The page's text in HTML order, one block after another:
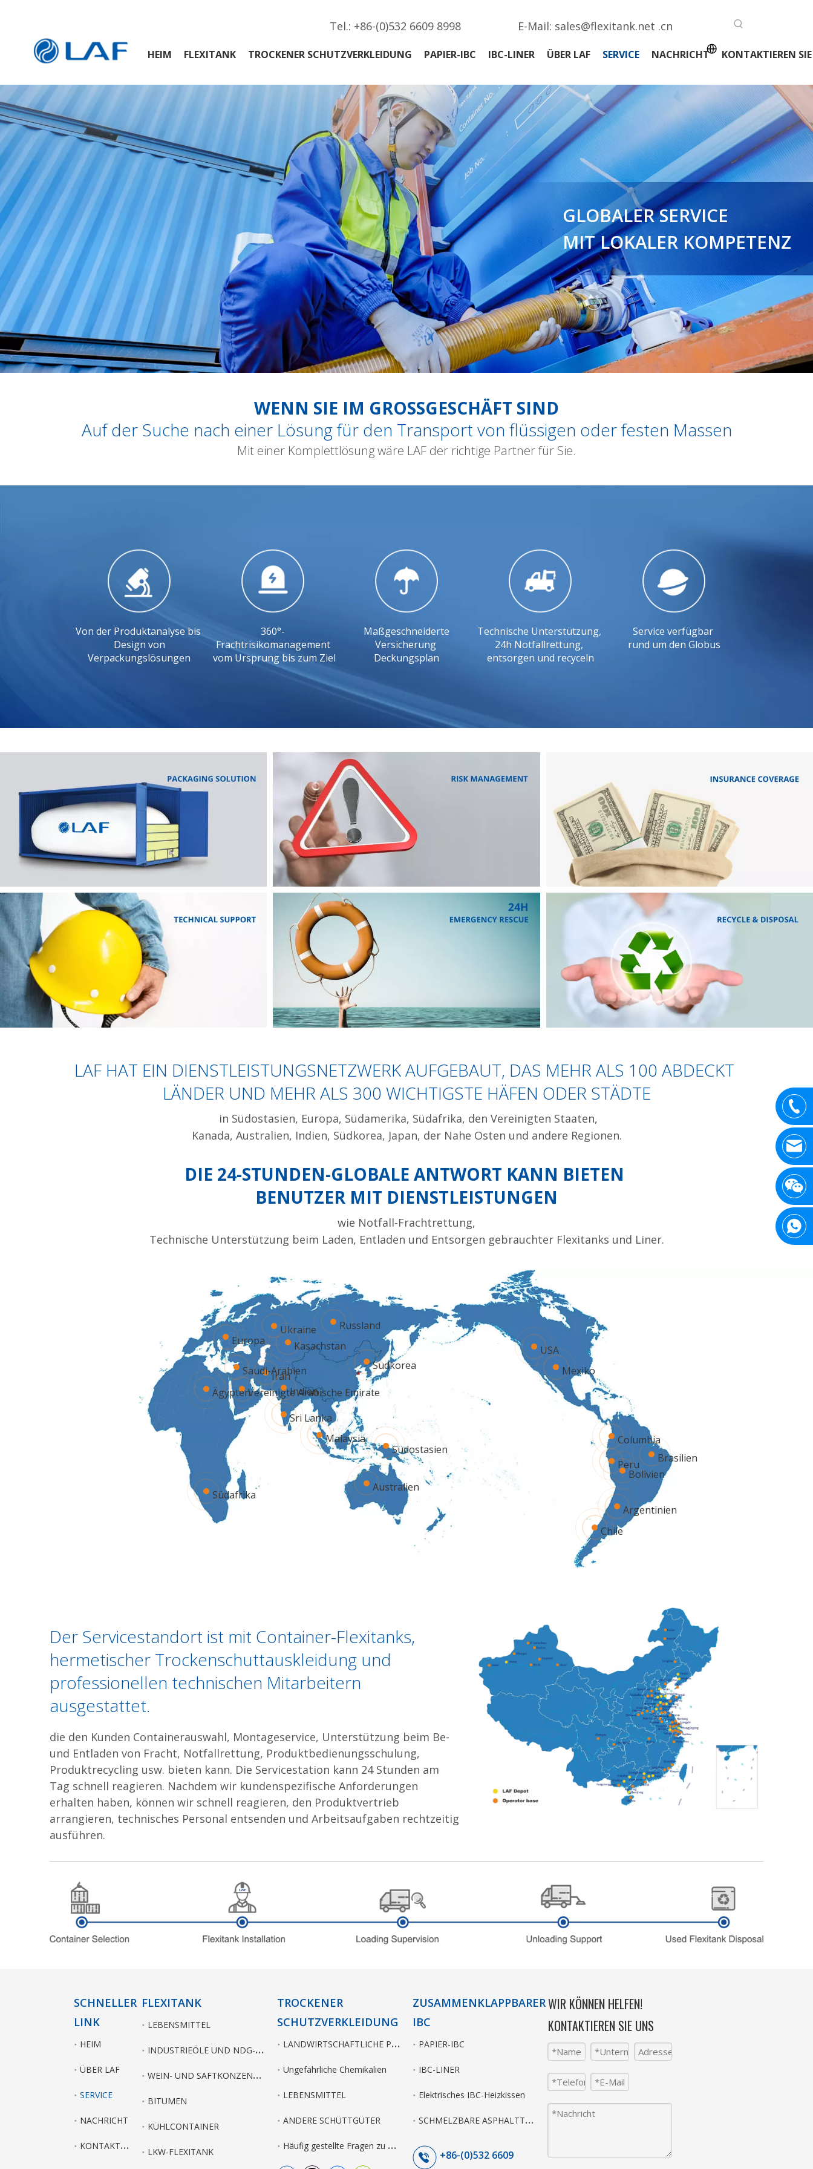
Tel.: +86-(0)532 6609 8998 E-Mail: sales@flexitank.net .cn
HEIM FLEXITANK TROCKENER SCHUTZVERKLEIDUNG PAPIER-IBC IBC-LINER ÜBER LAF SERVICE NACHRICHT KONTAKTIEREN
GLOBALER SERVICE
MIT LOKALER KOMPETENZ
WENN SIE IM GROSSGESCHÄFT SIND
Auf der Suche nach einer Lösung für den Transport von flüssigen oder festen Massen
Mit einer Komplettlösung wäre LAF der richtige Partner für Sie.
Von der Produktanalyse bis
Design von
Verpackungslösungen
360°-
Frachtrisikomanagement
vom Ursprung bis zum Ziel
Maßgeschneiderte
Versicherung
Deckungsplan
Technische Unterstützung,
24h Notfallrettung,
entsorgen und recyceln
Service verfügbar
rund um den Globus
LAF HAT EIN DIENSTLEISTUNGSNETZWERK AUFGEBAUT, DAS MEHR ALS 100 ABDECKT
LÄNDER UND MEHR ALS 300 WICHTIGSTE HÄFEN ODER STÄDTE
in Südostasien, Europa, Südamerika, Südafrika, den Vereinigten Staaten,
Kanada, Australien, Indien, Südkorea, Japan, der Nahe Osten und andere Regionen.
DIE 24-STUNDEN-GLOBALE ANTWORT KANN BIETEN
BENUTZER MIT DIENSTLEISTUNGEN
wie Notfall-Frachtrettung,
Technische Unterstützung beim Laden, Entladen und Entsorgen gebrauchter Flexitanks und Liner.
Russland
Europa
Ukraine
Kasachstan
Iran
Indien
Sri Lanka
Saudi-Arabien
Vereinigte Arabische Emirate
Ägypten
Südafrika
Südkorea
Malaysia
Südostasien
Australien
USA
Mexiko
Columbia
Peru
Brasilien
Argentinien
Chile
Bolivien
Der Servicestandort ist mit Container-Flexitanks,
hermetischer Trockenschuttauskleidung und
professionellen technischen Mitarbeitern
ausgestattet.
die den Kunden Containerauswahl, Montageservice, Unterstützung beim Be-
und Entladen von Fracht, Notfallrettung, Produktbedienungsschulung,
Produktrecycling usw. bieten kann. Die Servicestation kann 24 Stunden am
Tag schnell reagieren. Nachdem wir kundenspezifische Anforderungen
erhalten haben, können wir schnell reagieren, den Produktvertrieb
arrangieren, technisches Personal entsenden und Arbeitsaufgaben rechtzeitig
ausführen.
SCHNELLER
LINK
HEIM
ÜBER LAF
SERVICE
NACHRICHT
K
ONTAKTIEREN SIE UNS
FLEXITANK
LEBENSMITTEL
I
NDUSTRIEÖLE UND NDG-CHEMIKALIEN
W
EIN- UND SAFTKONZENTRATE
BITUMEN
KÜHLCONTAINER
LKW-FLEXITANK
TROCKENER
SCHUTZVERKLEIDUNG
L
ANDWIRTSCHAFTLICHE PRODUKTE
Ungefährliche Chemikalien
LEBENSMITTEL
ANDERE SCHÜTTGÜTER
H
äufig gestellte Fragen zu Trockenmassenlinern
ZUSAMMENKLAPPBARER
IBC
PAPIER-IBC
IBC-LINER
Elektrisches IBC-Heizkissen
S
CHMELZBARE ASPHALTTASCHE
+86-(0)532 6609
WIR KÖNNEN HELFEN!
KONTAKTIEREN SIE UNS